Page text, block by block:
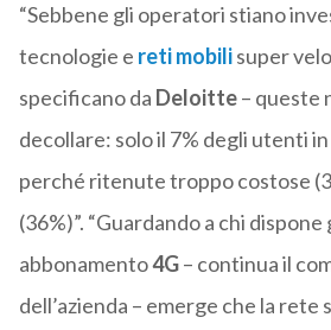
“Sebbene gli operatori stiano
tecnologie e reti mobilisuper
specificano da Deloitte– queste
decollare: solo il 7% degli utenti
perché ritenute troppo costose
(36%)”. “Guardando a chi dispone
abbonamento4G– continua il
dell’azienda – emerge che la rete